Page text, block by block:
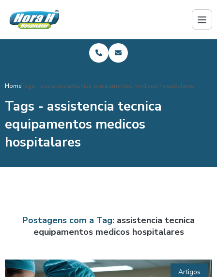
HomeTags - assistencia tecnica equipamentos medicos hospitalares
Tags - assistencia tecnica
equipamentos medicos
hospitalares
Postagens com a Tag: assistencia tecnica
equipamentos medicos hospitalares
Artigos